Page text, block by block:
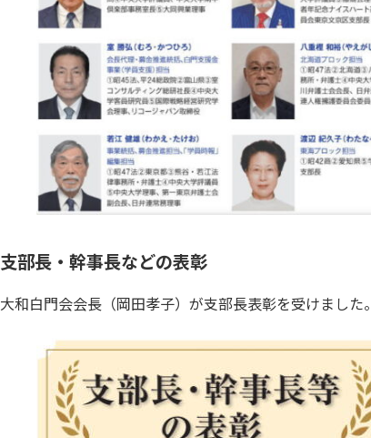
支部長・幹事長などの表彰
大和白門会会長（岡田孝子）が支部長表彰を受けました